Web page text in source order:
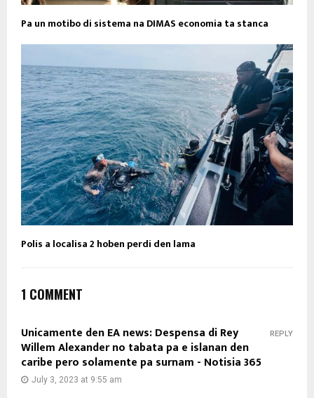
Pa un motibo di sistema na DIMAS economia ta stanca
Polis a localisa 2 hoben perdi den lama
1 COMMENT
Unicamente den EA news: Despensa di Rey
Willem Alexander no tabata pa e islanan den
caribe pero solamente pa surnam - Notisia 365
July 3, 2023 at 9:55 am
REPLY